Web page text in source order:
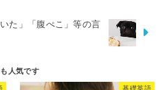
た」「腹ぺこ」等の言
基礎英語